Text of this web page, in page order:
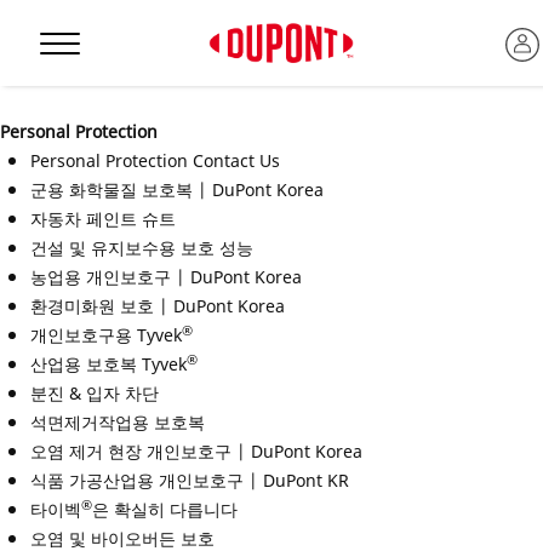
™
Personal Protection
Personal Protection Contact Us
군용 화학물질 보호복 | DuPont Korea
자동차 페인트 슈트
건설 및 유지보수용 보호 성능
농업용 개인보호구 | DuPont Korea
환경미화원 보호 | DuPont Korea
개인보호구용 Tyvek®
산업용 보호복 Tyvek®
분진 & 입자 차단
석면제거작업용 보호복
오염 제거 현장 개인보호구 | DuPont Korea
식품 가공산업용 개인보호구 | DuPont KR
타이벡®은 확실히 다릅니다
오염 및 바이오버든 보호